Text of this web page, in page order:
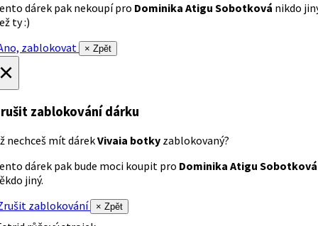
dárek pak nekoupí pro Dominika Atigu Sobotková nikdo
ty :)
zablokovat
× Zpět
zablokování dárku
nechceš mít dárekVivaia botky zablokovaný?
dárek pak bude moci koupit pro Dominika Atigu Sobotková
jiný.
zablokování
× Zpět